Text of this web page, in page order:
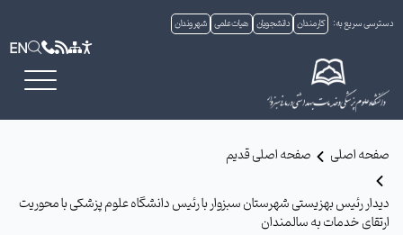
دسترسی سریع به: کارمندان دانشجویان هیات علمی شهروندان
EN
صفحه اصلی صفحه اصلی قدیم
دیدار رئیس بهزیستی شهرستان سبزوار با رئیس دانشگاه علوم پزشکی با محوریت
ارتقای خدمات به سالمندان